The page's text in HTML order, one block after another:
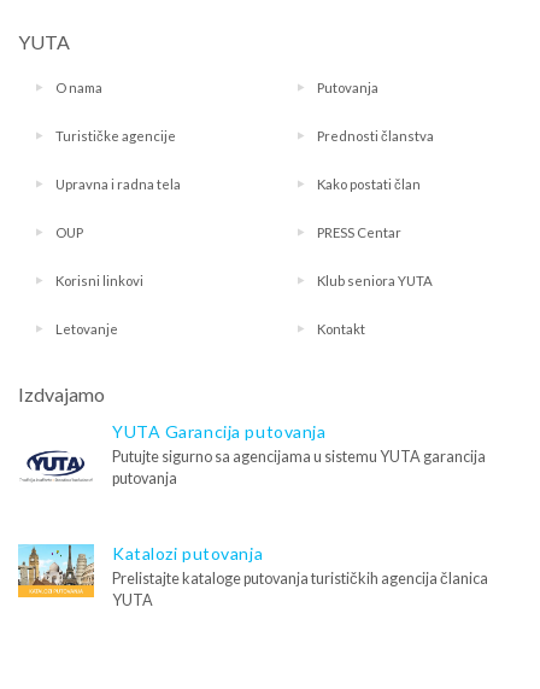
YUTA
O nama Putovanja
Turističke agencije Prednosti članstva
Upravna i radna tela Kako postati član
OUP PRESS Centar
Korisni linkovi Klub seniora YUTA
Letovanje Kontakt
Izdvajamo
YUTA Garancija putovanja
Putujte sigurno sa agencijama u sistemu YUTA garancija
putovanja
Katalozi putovanja
Prelistajte kataloge putovanja turističkih agencija članica
YUTA